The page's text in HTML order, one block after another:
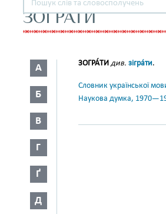
ЗОГРАТИ
А
Б
В
Г
Ґ
Д
ЗОГРА́ТИ див. зігра́ти.
Словник української
Наукова думка,